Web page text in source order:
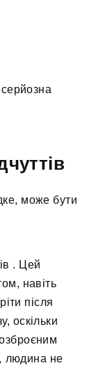
може бути
. Цей
навіть
після
оскільки
людина не